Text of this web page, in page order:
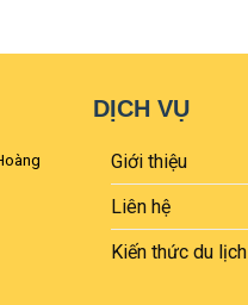
DỊCH VỤ
Giới thiệu
Liên hệ
Kiến thức du lịch